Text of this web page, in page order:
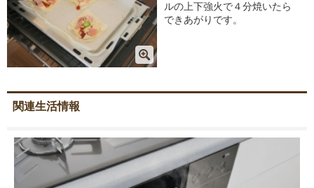
ルの上下強火で４分焼いたら
できあがりです。
関連生活情報